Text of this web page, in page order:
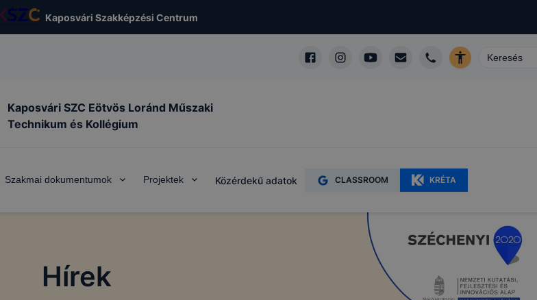
Kaposvári Szakképzési Centrum
Kaposvári SZC Eötvös Loránd Műszaki
Technikum és Kollégium
Szakmai dokumentumok Projektek Közérdekű adatok CLASSROOM KRÉTA
Hírek